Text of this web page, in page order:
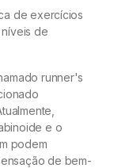
de exercícios
de
runner's
e o
podem
de bem-